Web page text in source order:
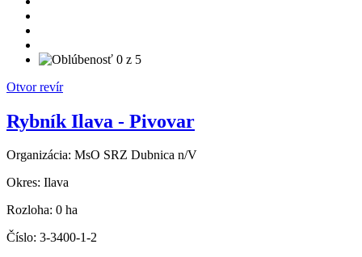
Otvor revír
Rybník Ilava - Pivovar
Organizácia: MsO SRZ Dubnica n/V
Okres: Ilava
Rozloha: 0 ha
Číslo: 3-3400-1-2